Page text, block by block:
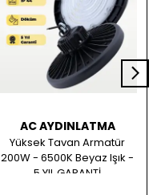
AC AYDINLATMA
Yüksek Tavan Armatür
200W - 6500K Beyaz Işık -
5 YIL GARANTİ